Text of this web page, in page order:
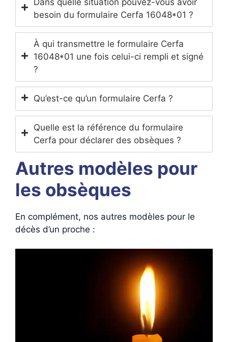
besoin du formulaire Cerfa 16048*01 ?
À qui transmettre le formulaire Cerfa
16048*01 une fois celui-ci rempli et signé
?
Qu’est-ce qu’un formulaire Cerfa ?
Quelle est la référence du formulaire
Cerfa pour déclarer des obsèques ?
Autres modèles pour
les obsèques
En complément, nos autres modèles pour le
décès d’un proche :